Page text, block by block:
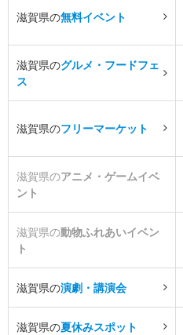
滋賀県の無料イベント
滋賀県のグルメ・フードフェ
ス
滋賀県のフリーマーケット
滋賀県のアニメ・ゲームイベ
ント
滋賀県の動物ふれあいイベン
ト
滋賀県の演劇・講演会
滋賀県の夏休みスポット